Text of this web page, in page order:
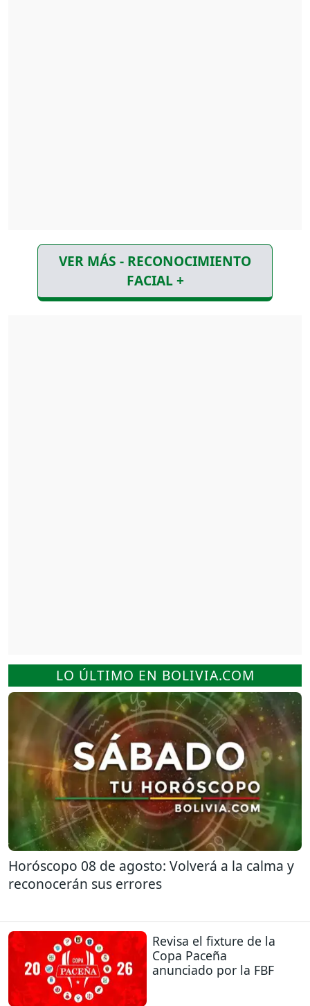
VER MÁS - RECONOCIMIENTO
FACIAL +
LO ÚLTIMO EN BOLIVIA.COM
Horóscopo 08 de agosto: Volverá a la calma y
reconocerán sus errores
Revisa el fixture de la
Copa Paceña
anunciado por la FBF